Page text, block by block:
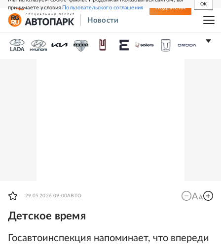
принимаете условияПользовательского соглашения
OK
СВЕЖИЙ НОМЕР ПОДПИСКА
Новости
29.05.2026 09:00АВТО
Детское время
Госавтоинспекция напоминает, что впереди